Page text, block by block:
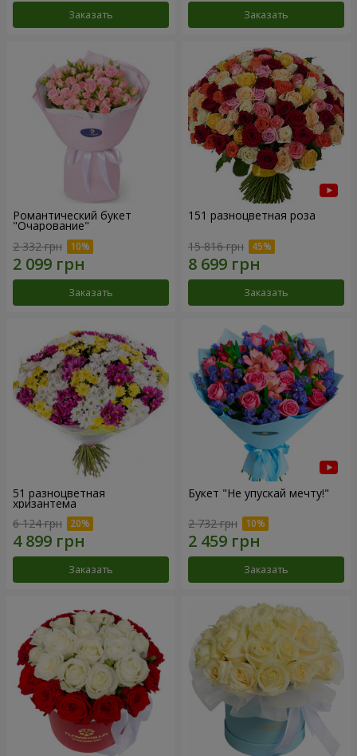
Заказать Заказать
Романтический букет
"Очарование"
2 332 грн
Заказать
151 разноцветная роза
15 816 грн
Заказать
51 разноцветная
хризантема
6 124 грн
Заказать
Букет "Не упускай мечту!"
2 732 грн
Заказать